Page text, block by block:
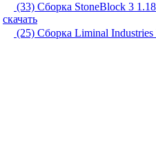
(33) Сборка StoneBlock 3
скачать
(25) Сборка Liminal Industries